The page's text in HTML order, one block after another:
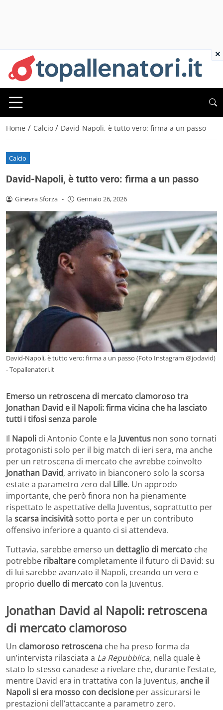
Home / Calcio / David-Napoli, è tutto vero: firma a un passo
Calcio
David-Napoli, è tutto vero: firma a un passo
Ginevra Sforza - Gennaio 26, 2026
David-Napoli, è tutto vero: firma a un passo (Foto Instagram @jodavid)
- Topallenatori.it
Emerso un retroscena di mercato clamoroso tra
Jonathan David e il Napoli: firma vicina che ha lasciato
tutti i tifosi senza parole
Il Napoli di Antonio Conte e la Juventus non sono tornati
protagonisti solo per il big match di ieri sera, ma anche
per un retroscena di mercato che avrebbe coinvolto
Jonathan David, arrivato in bianconero solo la scorsa
estate a parametro zero dal Lille. Un approdo
importante, che però finora non ha pienamente
rispettato le aspettative della Juventus, soprattutto per
la scarsa incisivitàsotto porta e per un contributo
offensivo inferiore a quanto ci si attendeva.
Tuttavia, sarebbe emerso un dettaglio di mercato che
potrebbe ribaltare completamente il futuro di David: su
di lui sarebbe avanzato il Napoli, creando un vero e
proprio duello di mercato con la Juventus.
Jonathan David al Napoli: retroscena
di mercato clamoroso
Un clamoroso retroscena che ha preso forma da
un’intervista rilasciata a La Repubblica, nella quale è
stato lo stesso canadese a rivelare che, durante l’estate,
mentre David era in trattativa con la Juventus, anche il
Napoli si era mosso con decisione per assicurarsi le
prestazioni dell’attaccante a parametro zero.
×